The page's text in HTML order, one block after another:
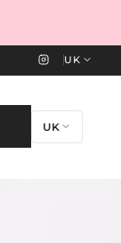
UK
UK